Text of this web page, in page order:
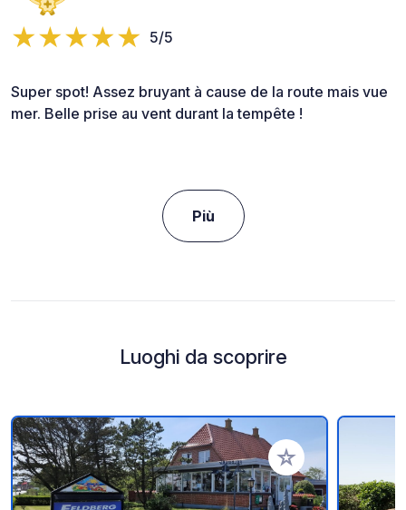
5/5
Super spot! Assez bruyant à cause de la route mais vue
mer. Belle prise au vent durant la tempête !
Più
Luoghi da scoprire
Aggiungi ai tuoi